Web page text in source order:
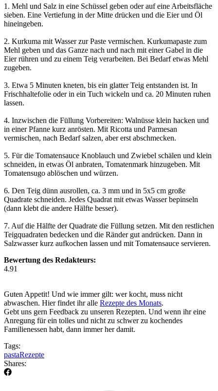
1. Mehl und Salz in eine Schüssel geben oder auf eine Arbeitsfläche
sieben. Eine Vertiefung in der Mitte drücken und die Eier und Öl
hineingeben.
2. Kurkuma mit Wasser zur Paste vermischen. Kurkumapaste zum
Mehl geben und das Ganze nach und nach mit einer Gabel in die
Eier rühren und zu einem Teig verarbeiten. Bei Bedarf etwas Mehl
zugeben.
3. Etwa 5 Minuten kneten, bis ein glatter Teig entstanden ist. In
Frischhaltefolie oder in ein Tuch wickeln und ca. 20 Minuten ruhen
lassen.
4. Inzwischen die Füllung Vorbereiten: Walnüsse klein hacken und
in einer Pfanne kurz anrösten. Mit Ricotta und Parmesan
vermischen, nach Bedarf salzen, aber erst abschmecken.
5. Für die Tomatensauce Knoblauch und Zwiebel schälen und klein
schneiden, in etwas Öl anbraten, Tomatenmark hinzugeben. Mit
Tomatensugo ablöschen und würzen.
6. Den Teig dünn ausrollen, ca. 3 mm und in 5x5 cm große
Quadrate schneiden. Jedes Quadrat mit etwas Wasser bepinseln
(dann klebt die andere Hälfte besser).
7. Auf die Hälfte der Quadrate die Füllung setzen. Mit den restlichen
Teigquadraten bedecken und die Ränder gut andrücken. Dann in
Salzwasser kurz aufkochen lassen und mit Tomatensauce servieren.
Bewertung des Redakteurs:
4.91
Guten Appetit! Und wie immer gilt: wer kocht, muss nicht
abwaschen. Hier findet ihr alle Rezepte des Monats.
Gebt uns gern Feedback zu unseren Rezepten. Und wenn ihr eine
Anregung für ein tolles und nicht zu schwer zu kochendes
Familienessen habt, dann immer her damit.
Tags:
pastaRezepte
Shares: